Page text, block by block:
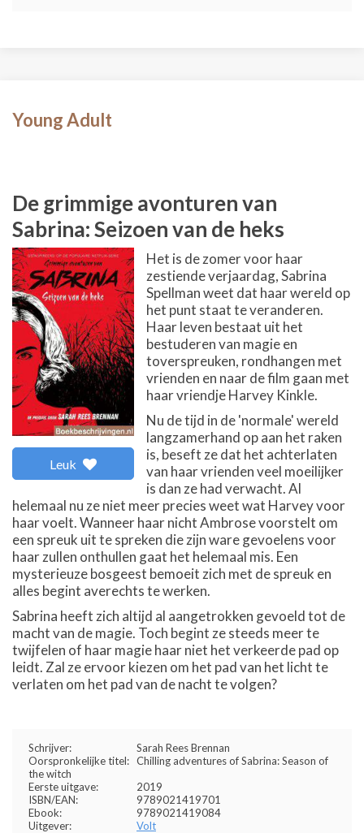
Young Adult
De grimmige avonturen van
Sabrina: Seizoen van de heks
Leuk
Het is de zomer voor haar
zestiende verjaardag, Sabrina
Spellman weet dat haar wereld op
het punt staat te veranderen.
Haar leven bestaat uit het
bestuderen van magie en
toverspreuken, rondhangen met
vrienden en naar de film gaan met
haar vriendje Harvey Kinkle.
Nu de tijd in de 'normale' wereld
langzamerhand op aan het raken
is, beseft ze dat het achterlaten
van haar vrienden veel moeilijker
is dan ze had verwacht. Al
helemaal nu ze niet meer precies weet wat Harvey voor
haar voelt. Wanneer haar nicht Ambrose voorstelt om
een spreuk uit te spreken die zijn ware gevoelens voor
haar zullen onthullen gaat het helemaal mis. Een
mysterieuze bosgeest bemoeit zich met de spreuk en
alles begint averechts te werken.
Sabrina heeft zich altijd al aangetrokken gevoeld tot de
macht van de magie. Toch begint ze steeds meer te
twijfelen of haar magie haar niet het verkeerde pad op
leidt. Zal ze ervoor kiezen om het pad van het licht te
verlaten om het pad van de nacht te volgen?
Schrijver:
Sarah Rees Brennan
Oorspronkelijke titel: Chilling adventures of Sabrina: Season of
the witch
Eerste uitgave:
2019
ISBN/EAN:
9789021419701
Ebook:
9789021419084
Uitgever:
Volt